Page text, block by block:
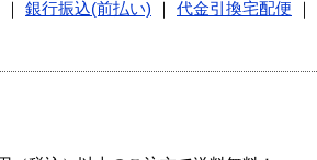
銀行振込(前払い) 代金引換宅配便